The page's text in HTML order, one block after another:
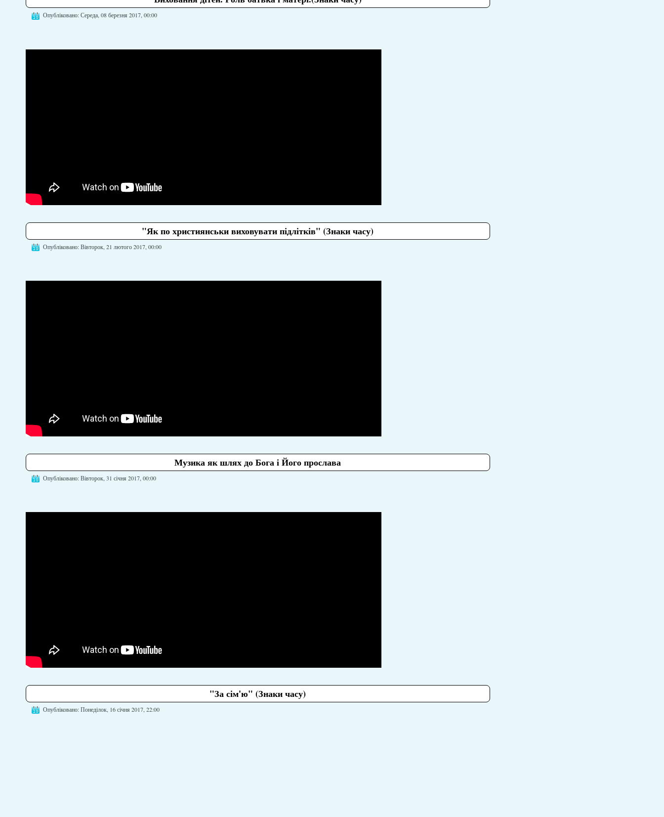
Опубліковано: Середа, 08 березня 2017, 00:00
"Як по християнськи виховувати підлітків" (Знаки часу)
Опубліковано: Вівторок, 21 лютого 2017, 00:00
Музика як шлях до Бога і Його прослава
Опубліковано: Вівторок, 31 січня 2017, 00:00
"За сім'ю" (Знаки часу)
Опубліковано: Понеділок, 16 січня 2017, 22:00